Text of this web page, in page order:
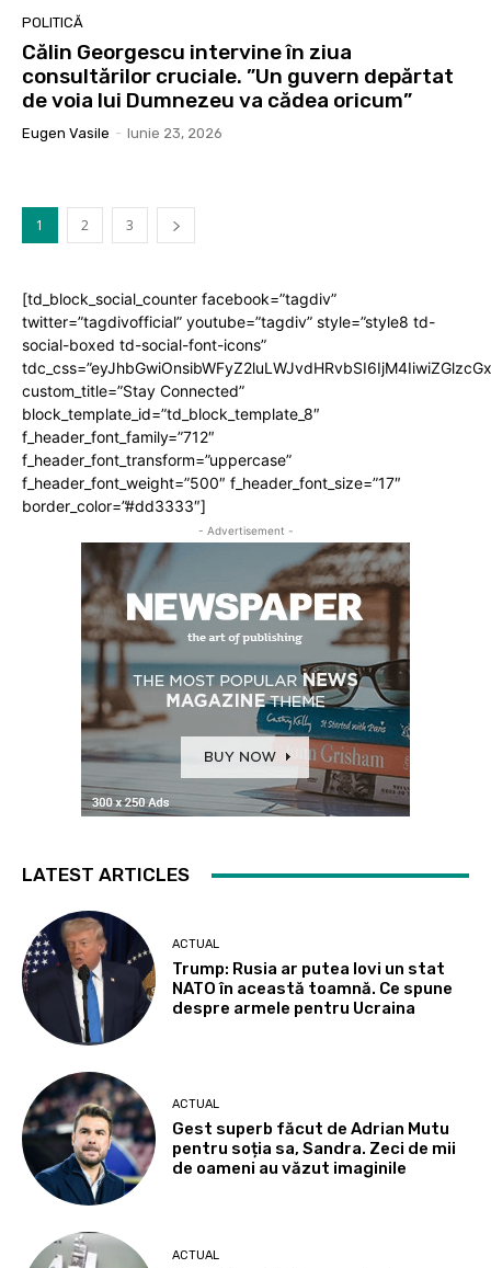
POLITICĂ
Călin Georgescu intervine în ziua
consultărilor cruciale. ”Un guvern depărtat
de voia lui Dumnezeu va cădea oricum”
Eugen Vasile - Iunie 23, 2026
1 2 3
[td_block_social_counter facebook=”tagdiv”
twitter=”tagdivofficial” youtube=”tagdiv” style=”style8 td-
social-boxed td-social-font-icons”
custom_title=”Stay Connected”
block_template_id=”td_block_template_8″
f_header_font_family=”712″
f_header_font_transform=”uppercase”
f_header_font_weight=”500″ f_header_font_size=”17″
border_color=”#dd3333″]
- Advertisement -
LATEST ARTICLES
ACTUAL
Trump: Rusia ar putea lovi un stat
NATO în această toamnă. Ce spune
despre armele pentru Ucraina
ACTUAL
Gest superb făcut de Adrian Mutu
pentru soția sa, Sandra. Zeci de mii
de oameni au văzut imaginile
ACTUAL